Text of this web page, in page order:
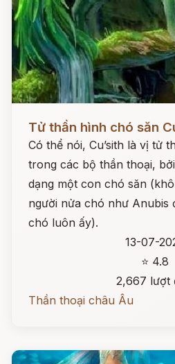
Tử thần hình chó săn
Có thể nói, Cu’sith là vị tử
trong các bộ thần thoại,
dạng một con chó săn
người nửa chó như Anubis
chó luôn ấy).
13-07-
⭐ 4.8
2,667 lượt
Thần thoại châu Âu